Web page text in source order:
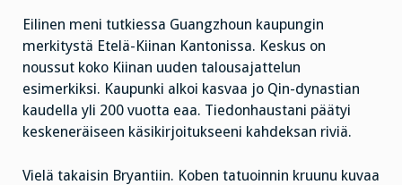
Eilinen meni tutkiessa Guangzhoun kaupungin
merkitystä Etelä-Kiinan Kantonissa. Keskus on
noussut koko Kiinan uuden talousajattelun
esimerkiksi. Kaupunki alkoi kasvaa jo Qin-dynastian
kaudella yli 200 vuotta eaa. Tiedonhaustani päätyi
keskeneräiseen käsikirjoitukseeni kahdeksan riviä.
Vielä takaisin Bryantiin. Koben tatuoinnin kruunu kuvaa